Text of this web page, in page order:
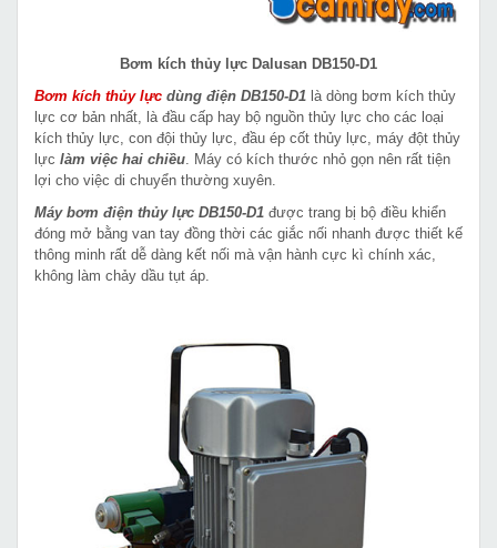
Bơm kích thủy lực Dalusan DB150-D1
Bơm kích thủy lực dùng điện DB150-D1 là dòng bơm kích thủy
lực cơ bản nhất, là đầu cấp hay bộ nguồn thủy lực cho các loại
kích thủy lực, con đội thủy lực, đầu ép cốt thủy lực, máy đột thủy
lực làm việc hai chiều . Máy có kích thước nhỏ gọn nên rất tiện
lợi cho việc di chuyển thường xuyên.
Máy bơm điện thủy lực DB150-D1 được trang bị bộ điều khiển
đóng mở bằng van tay đồng thời các giắc nối nhanh được thiết kế
thông minh rất dễ dàng kết nối mà vận hành cực kì chính xác,
không làm chảy dầu tụt áp.